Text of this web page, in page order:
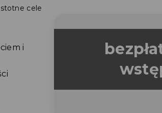
cele
i